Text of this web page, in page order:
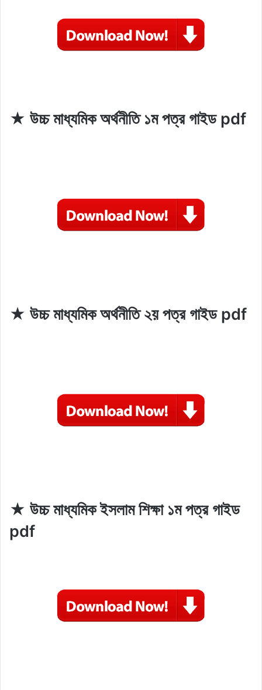
★ উচ্চ মাধ্যমিক অর্থনীতি ১ম পত্র গাইড pdf
★ উচ্চ মাধ্যমিক অর্থনীতি ২য় পত্র গাইড pdf
★ উচ্চ মাধ্যমিক ইসলাম শিক্ষা ১ম পত্র গাইড
pdf